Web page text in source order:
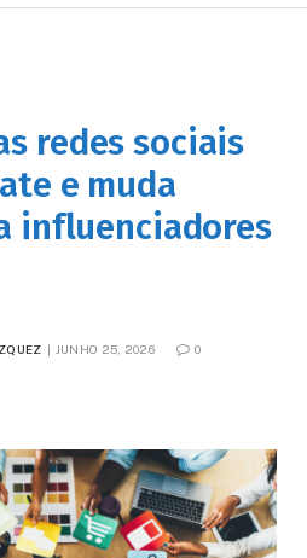
redes sociais
e muda
influenciadores
JUNHO 25, 2026 0